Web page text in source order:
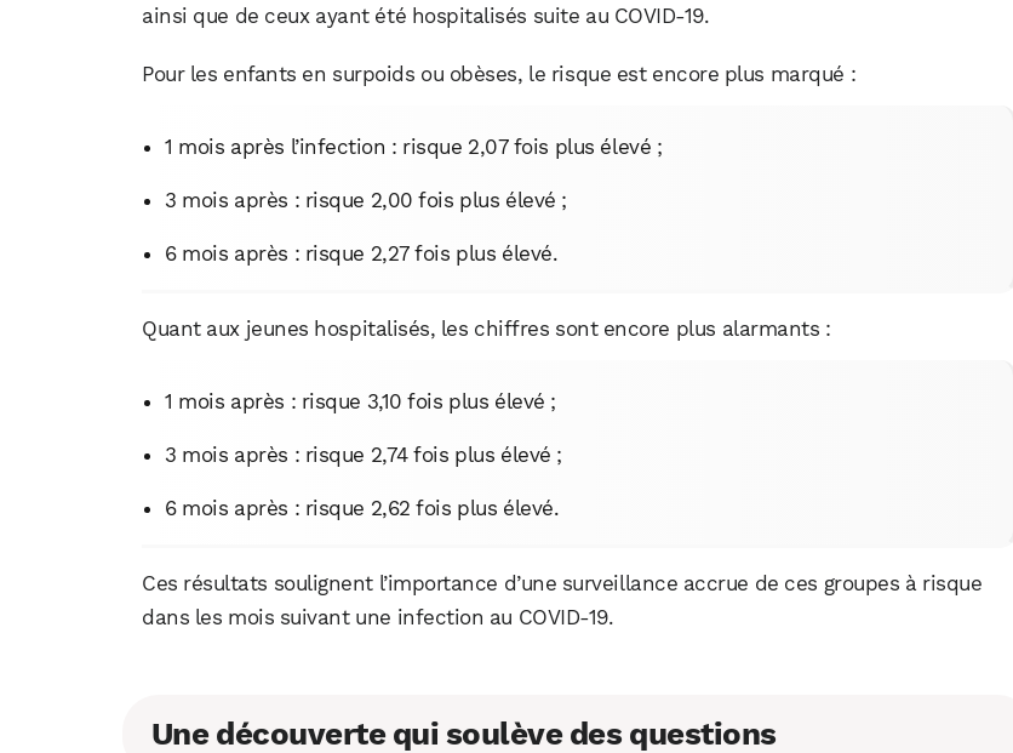
ainsi que de ceux ayant été hospitalisés suite au COVID-19.
Pour les enfants en surpoids ou obèses, le risque est encore plus marqué :
1 mois après l’infection : risque 2,07 fois plus élevé ;
3 mois après : risque 2,00 fois plus élevé ;
6 mois après : risque 2,27 fois plus élevé.
Quant aux jeunes hospitalisés, les chiffres sont encore plus alarmants :
1 mois après : risque 3,10 fois plus élevé ;
3 mois après : risque 2,74 fois plus élevé ;
6 mois après : risque 2,62 fois plus élevé.
Ces résultats soulignent l’importance d’une surveillance accrue de ces groupes à risque
dans les mois suivant une infection au COVID-19.
Une découverte qui soulève des questions
Facebook X